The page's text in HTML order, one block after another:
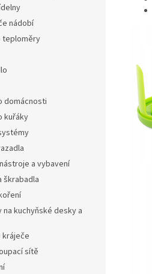
nádobí
teploměry
domácnosti
kuřáky
a vybavení
škrabadla
na kuchyňské desky a
kráječe
sítě